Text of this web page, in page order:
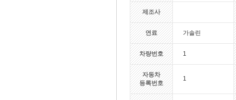
제조사
연료 가솔린
차량번호 1
자동차
등록번호
1